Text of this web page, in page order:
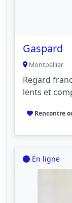
Gaspard
Montpellier
Regard
lents et
Rencontre
En ligne